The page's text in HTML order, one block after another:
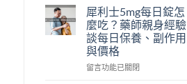
價：
哪
裡
買、
副
實
測
日
本
丸
榮
想
就
硬
華
佗
神
犀利士5mg每日錠怎
麼吃？藥師親身經驗
談每日保養、副作用
與價格
在
留言功能已關閉